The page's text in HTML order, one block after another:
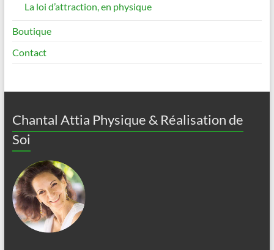
La loi d’attraction, en physique
Boutique
Contact
Chantal Attia Physique & Réalisation de
Soi